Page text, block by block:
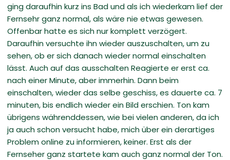
ging daraufhin kurz ins Bad und als ich wiederkam lief der
Fernsehr ganz normal, als wäre nie etwas gewesen.
Offenbar hatte es sich nur komplett verzögert.
Daraufhin versuchte ihn wieder auszuschalten, um zu
sehen, ob er sich danach wieder normal einschalten
lässt. Auch auf das ausschalten Reagierte er erst ca.
nach einer Minute, aber immerhin. Dann beim
einschalten, wieder das selbe geschiss, es dauerte ca. 7
minuten, bis endlich wieder ein Bild erschien. Ton kam
übrigens währenddessen, wie bei vielen anderen, da ich
ja auch schon versucht habe, mich über ein derartiges
Problem online zu informieren, keiner. Erst als der
Fernseher ganz startete kam auch ganz normal der Ton.